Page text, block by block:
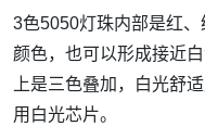
3色5050灯珠内部是红
颜色，也可以形成接近
上是三色叠加，白光舒
用白光芯片。